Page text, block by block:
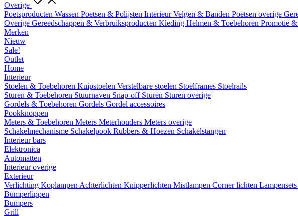
Overige
Poetsproducten Wassen Poetsen & Polijsten InterieurVelgen & Banden Poetsen overige
Overige Gereedschappen & Verbruiksproducten Kleding Helmen & Toebehoren Promotie
Merken
Nieuw
Sale!
Outlet
Home
Interieur
Stoelen & Toebehoren Kuipstoelen Verstelbare stoelen Stoelframes Stoelrails
Sturen & Toebehoren Stuurnaven Snap-off Sturen Sturen overige
Gordels & Toebehoren Gordels Gordel accessoires
Pookknoppen
Meters & Toebehoren Meters Meterhouders Meters overige
Schakelmechanisme Schakelpook Rubbers & Hoezen Schakelstangen
Interieur bars
Elektronica
Automatten
Interieur overige
Exterieur
Verlichting Koplampen Achterlichten Knipperlichten Mistlampen Corner lichten Lampensets
Bumperlippen
Bumpers
Grill